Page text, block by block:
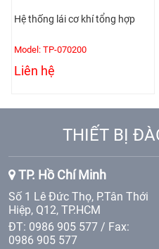
Hệ thống lái cơ khí tổng hợp
Model: TP-070200
Liên hệ
THIẾT BỊ
TP. Hồ Chí Minh
Số 1 Lê Đức Thọ, P.Tân Thới
Hiệp, Q12, TP.HCM
ĐT: 0986 905 577 / Fax:
0986 905 577